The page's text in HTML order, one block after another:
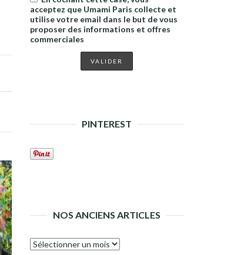
acceptez que Umami Paris collecte et
utilise votre email dans le but de vous
proposer des informations et offres
commerciales
PINTEREST
NOS ANCIENS ARTICLES
Nos